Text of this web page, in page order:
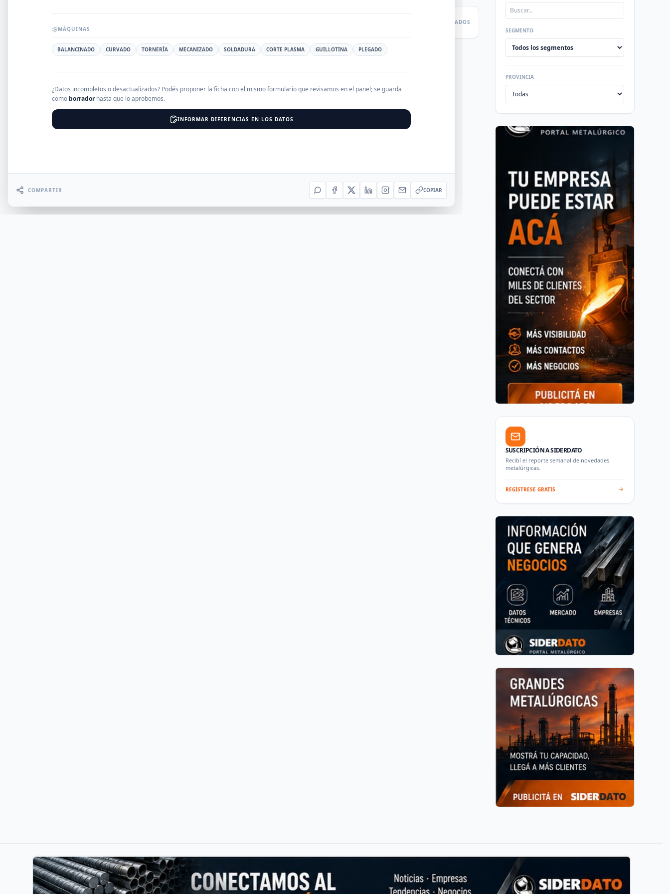
RESULTADOS
Error al cargar empresas.
SEGMENTO
PROVINCIA
SUSCRIPCIÓN A SIDERDATO
Recibí el reporte semanal de novedades
metalúrgicas.
REGISTRESE GRATIS
MÁQUINAS
BALANCINADO CURVADO TORNERÍA MECANIZADO SOLDADURA CORTE PLASMA GUILLOTINA PLEGADO
¿Datos incompletos o desactualizados? Podés proponer la ficha con el mismo formulario que revisamos en el panel; se guarda
como borradorhasta que lo aprobemos.
INFORMAR DIFERENCIAS EN LOS DATOS
COMPARTIR COPIAR